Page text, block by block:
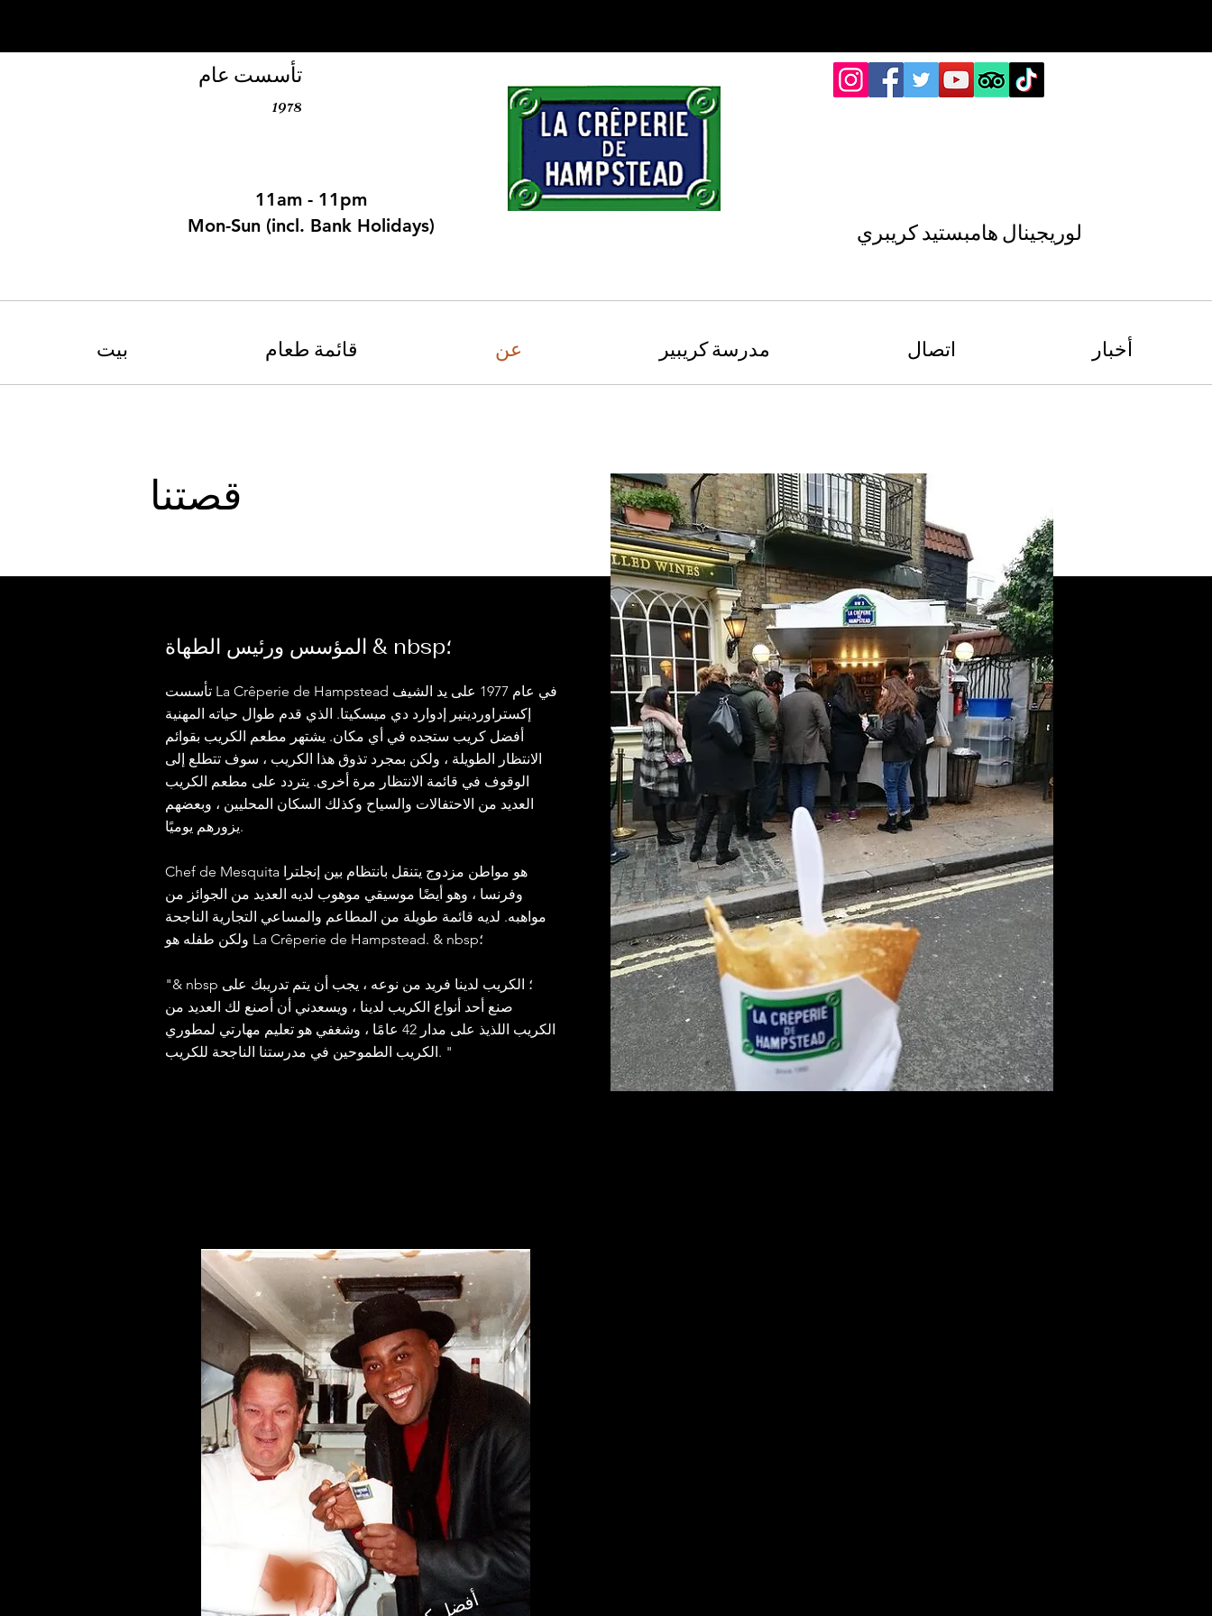
لوريجينال هامبستيد كريبري
تأسست عام
1978
11am - 11pm
Mon-Sun (incl. Bank Holidays)
بيت قائمة طعام عن مدرسة كريبير اتصال أخبار
قصتنا
المؤسس ورئيس الطهاة & nbsp؛
تأسست La Crêperie de Hampstead في عام 1977 على يد الشيف
إكستراوردينير إدوارد دي ميسكيتا. الذي قدم طوال حياته المهنية
أفضل كريب ستجده في أي مكان. يشتهر مطعم الكريب بقوائم
الانتظار الطويلة ، ولكن بمجرد تذوق هذا الكريب ، سوف تتطلع إلى
الوقوف في قائمة الانتظار مرة أخرى. يتردد على مطعم الكريب
العديد من الاحتفالات والسياح وكذلك السكان المحليين ، وبعضهم
يزورهم يوميًا.
Chef de Mesquita هو مواطن مزدوج يتنقل بانتظام بين إنجلترا
وفرنسا ، وهو أيضًا موسيقي موهوب لديه العديد من الجوائز من
مواهبه. لديه قائمة طويلة من المطاعم والمساعي التجارية الناجحة
ولكن طفله هو La Crêperie de Hampstead. & nbsp؛
"& nbsp ؛ الكريب لدينا فريد من نوعه ، يجب أن يتم تدريبك على
صنع أحد أنواع الكريب لدينا ، ويسعدني أن أصنع لك العديد من
الكريب اللذيذ على مدار 42 عامًا ، وشغفي هو تعليم مهارتي لمطوري
الكريب الطموحين في مدرستنا الناجحة للكريب. "